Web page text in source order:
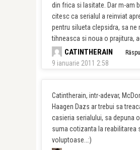
din frica si lasitate. Dar m-am
citesc ca serialul a reinviat
pentru silueta clepsidra, sa ne
tihneasca si noua o prajitura,
CATINTHERAIN
9 ianuarie 2011 2:58
Catintherain, intr-adevar,
Haagen Dazs ar trebui sa
casieria serialului, sa depuna
suma cotizanta la reabilitarea
voluptoase…:)